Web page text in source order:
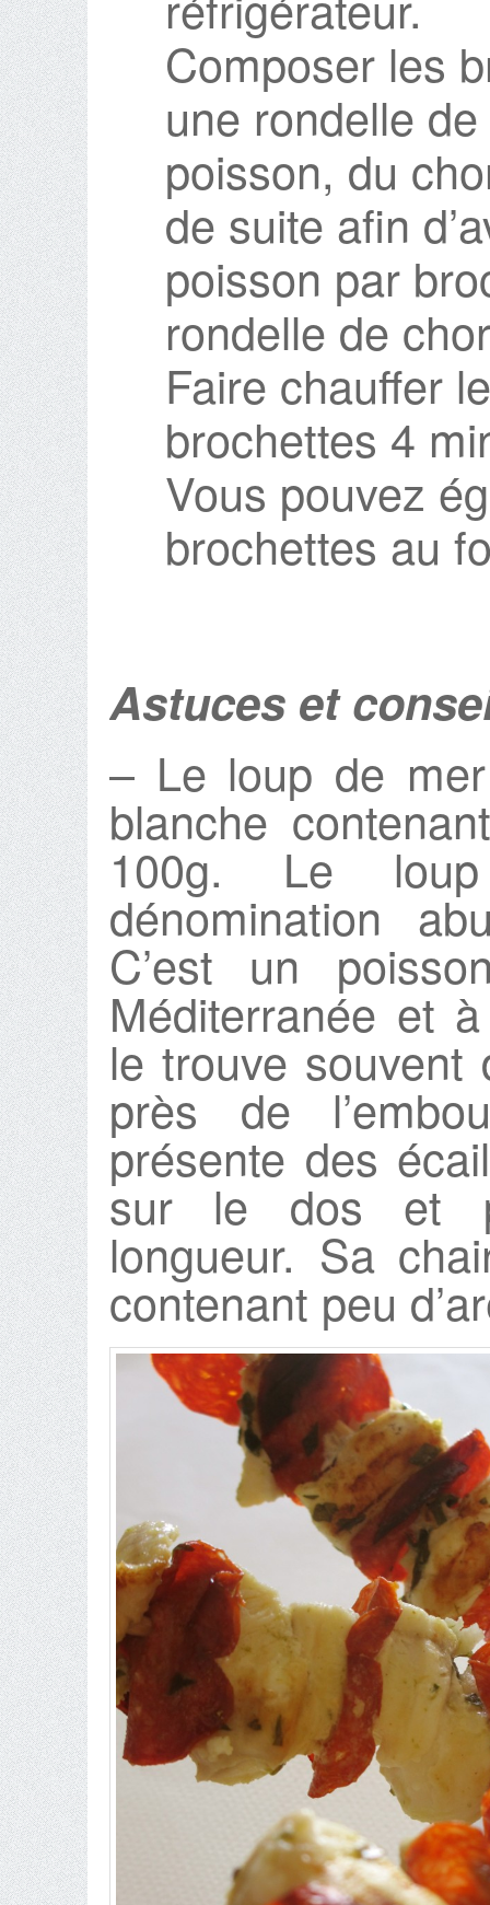
Composer les
une rondelle
poisson, du
de suite afin
poisson par
rondelle de
Faire chauffer
brochettes 4
Vous pouvez
brochettes au
Astuces et
– Le loup de
blanche
100g. Le
dénomination
C’est un
Méditerranée et
le trouve souvent
près de
présente des
sur le dos et
longueur. Sa
contenant peu